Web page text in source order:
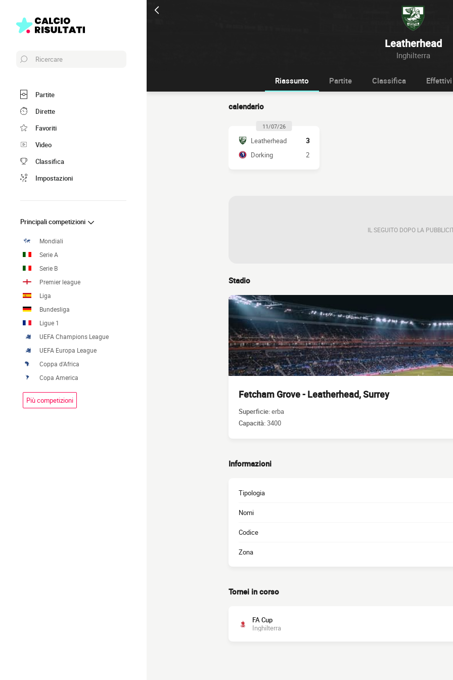
Leatherhead
Inghilterra
Ricercare
Partite
Dirette
Favoriti
Video
Classifica
Impostazioni
Principali competizioni
Mondiali
Serie A
Serie B
Premier league
Liga
Bundesliga
Ligue 1
UEFA Champions League
UEFA Europa League
Coppa d'Africa
Copa America
Più competizioni
Riassunto Partite Classifica Effettivi
calendario
11/07/26
Leatherhead
3
Dorking
2
IL SEGUITO DOPO LA
Stadio
Fetcham Grove - Leatherhead, Surrey
Superficie:erba
Capacità:3400
Informazioni
Tipologia
Nomi
Codice
Zona
Tornei in corso
FA Cup
Inghilterra